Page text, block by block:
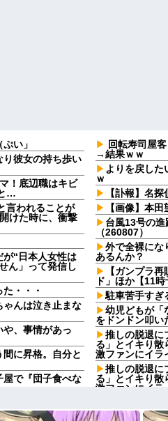
い」
り彼女の持ち歩い
！底辺職はキビ
…
言われることが
けた時に、衝撃
“日本人女性は
ん」って発信し
・・・
ゃんは泣き止まな
、事情があっ
に昇格。自分と
屋で『団子食べな
回転寿司屋
→結果ｗｗ
よりを戻した
ｗ
【訃報】名
【画像】本
台風13号の
（260807）
外で全裸にな
あるんか？
【ガンプラ
ド」ほか【11時
駐車苦手すぎ
幼児どもが「
をドンドン叩い
推しの脱退に
る」とイキり散
激ファンにイラ
推しの脱退に
る」とイキり散
激ファンにイラ
事だと話題